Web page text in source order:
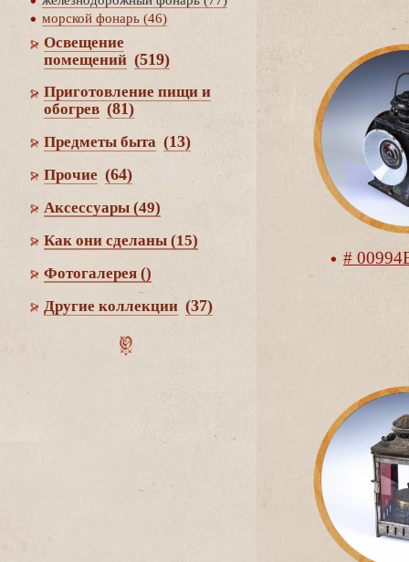
морской фонарь (46)
Освещение
помещений (519)
Приготовление пищи и
обогре (81)
Предметы быта (13)
Прочие (64)
Аксессуары (49)
Как они сделаны (15)
Фотогалерея ()
Другие коллекции (37)
#